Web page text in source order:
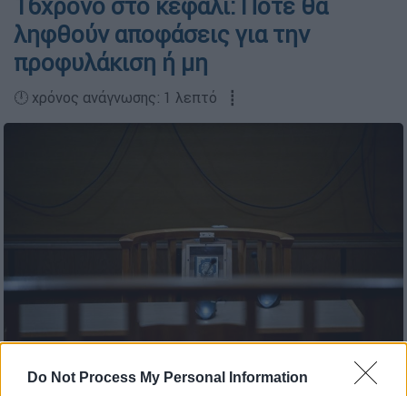
Do Not Process My Personal Information
16χρονο στο κεφάλι: Πότε θα
ληφθούν αποφάσεις για την
προφυλάκιση ή μη
🕛 χρόνος ανάγνωσης: 1 λεπτό ┋
Δικαστήριο (EUROKINISSI/ΤΑΤΙΑΝΑ ΜΠΟΛΑΡΗ)